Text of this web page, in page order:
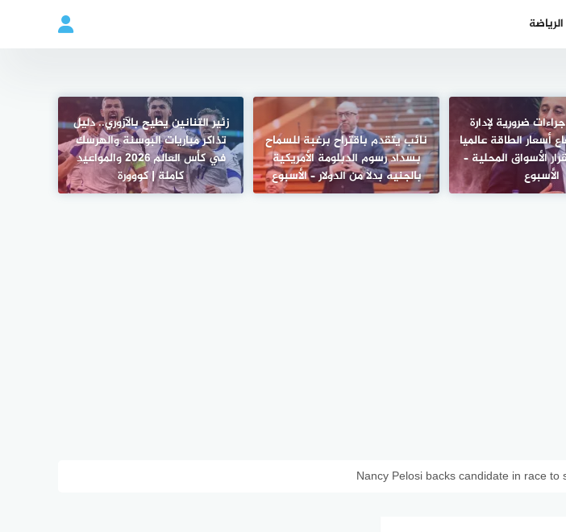
ضرورية لإدارة
أسعار الطاقة عالميا
الأسواق المحلية –
الأسبوع
نائب يتقدم باقتراح برغبة للسماح
بسداد رسوم الدبلومة الأمريكية
بالجنيه بدلاً من الدولار – الأسبوع
زئير التنانين يطيح بالآزوري.. دليل
تذاكر مباريات البوسنة والهرسك
في كأس العالم 2026 والمواعيد
كاملة | كووورة
Nancy Pelosi backs candidate in race